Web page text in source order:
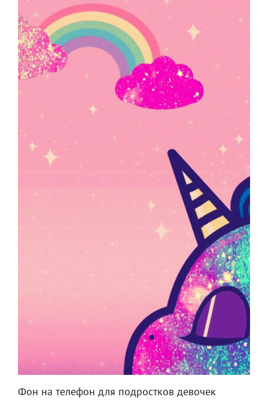
Фон на телефон для подростков девочек